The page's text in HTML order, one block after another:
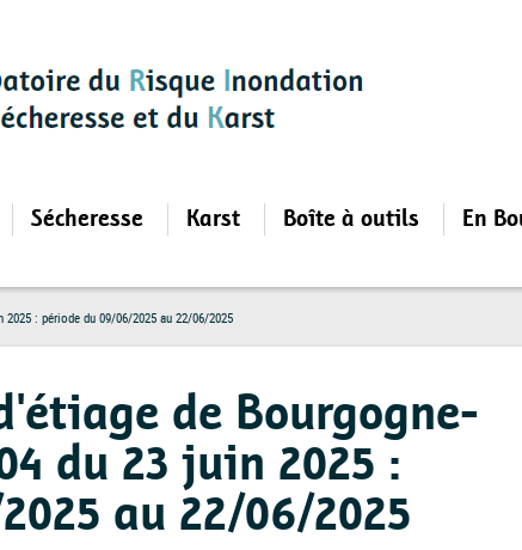
Sécheresse Karst Boîte à outils En
: période du 09/06/2025 au 22/06/2025
de Bourgogne-
du 23 juin 2025 :
au 22/06/2025